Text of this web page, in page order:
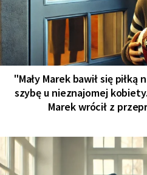
"Mały Marek bawił się piłką
szybę u nieznajomej
Marek wrócił z